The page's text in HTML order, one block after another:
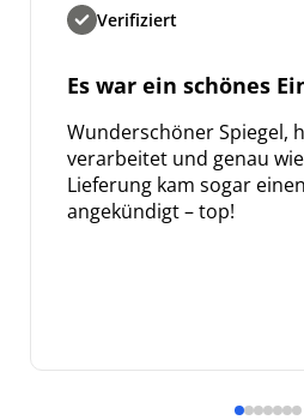
Verifiziert
Es war ein schönes
Wunderschöner Spiegel,
verarbeitet und genau
Lieferung kam sogar
angekündigt – top!